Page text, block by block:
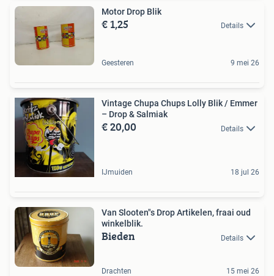
Motor Drop Blik
€ 1,25 Details
Geesteren 9 mei 26
Vintage Chupa Chups Lolly Blik / Emmer
– Drop & Salmiak
€ 20,00 Details
IJmuiden 18 jul 26
Van Slooten"s Drop Artikelen, fraai oud
winkelblik.
Bieden Details
Drachten 15 mei 26